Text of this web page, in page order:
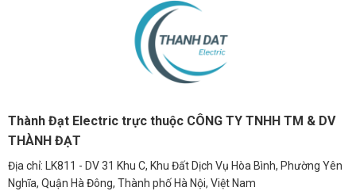
Thành Đạt Electric trực thuộc CÔNG TY TNHH TM & DV
THÀNH ĐẠT
Địa chỉ: LK811 - DV 31 Khu C, Khu Đất Dịch Vụ Hòa Bình, Phường Yên
Nghĩa, Quận Hà Đông, Thành phố Hà Nội, Việt Nam